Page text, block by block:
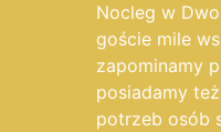
Nocleg w
goście mile
zapominamy
posiadamy
potrzeb osób